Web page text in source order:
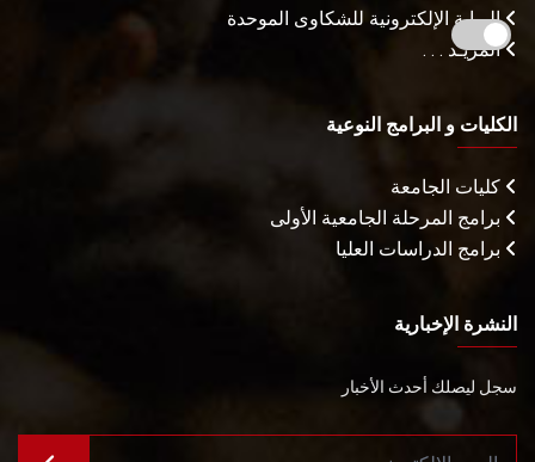
البوابة الإلكترونية للشكاوى الموحدة
المزيـد . . .
الكليات و البرامج النوعية
كليات الجامعة
برامج المرحلة الجامعية الأولى
برامج الدراسات العليا
النشرة الإخبارية
سجل ليصلك أحدث الأخبار